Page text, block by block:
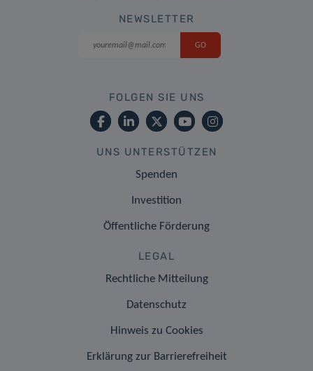
NEWSLETTER
FOLGEN SIE UNS
UNS UNTERSTÜTZEN
Spenden
Investition
Öffentliche Förderung
LEGAL
Rechtliche Mitteilung
Datenschutz
Hinweis zu Cookies
Erklärung zur Barrierefreiheit